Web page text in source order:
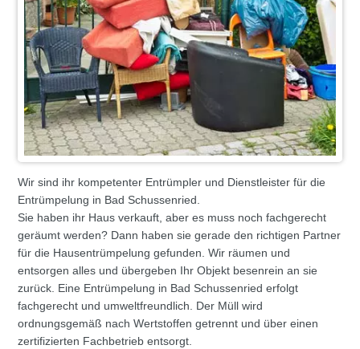
Wir sind ihr kompetenter Entrümpler und Dienstleister für die
Entrümpelung in Bad Schussenried.
Sie haben ihr Haus verkauft, aber es muss noch fachgerecht
geräumt werden? Dann haben sie gerade den richtigen Partner
für die Hausentrümpelung gefunden. Wir räumen und
entsorgen alles und übergeben Ihr Objekt besenrein an sie
zurück. Eine Entrümpelung in Bad Schussenried erfolgt
fachgerecht und umweltfreundlich. Der Müll wird
ordnungsgemäß nach Wertstoffen getrennt und über einen
zertifizierten Fachbetrieb entsorgt.